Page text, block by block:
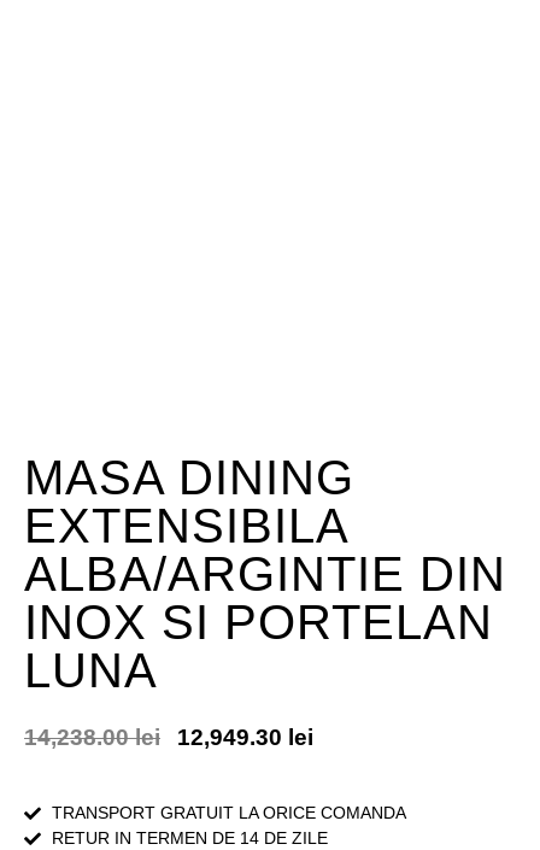
MASA DINING
EXTENSIBILA
ALBA/ARGINTIE DIN
INOX SI PORTELAN
LUNA
14,238.00lei 12,949.30 lei
TRANSPORT GRATUIT LA ORICE COMANDA
RETUR IN TERMEN DE 14 DE ZILE